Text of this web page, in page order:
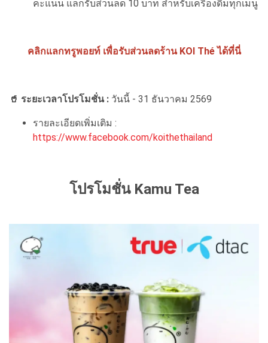
คะแนน แลกรับส่วนลด 10 บาท สำหรับเครื่องดื่มทุกเมนู
คลิกแลกทรูพอยท์ เพื่อรับส่วนลดร้าน KOI Thé ได้ที่นี่
🥤 ระยะเวลาโปรโมชั่น : วันนี้ - 31 ธันวาคม 2569
รายละเอียดเพิ่มเติม :
https://www.facebook.com/koithethailand
โปรโมชั่น Kamu Tea